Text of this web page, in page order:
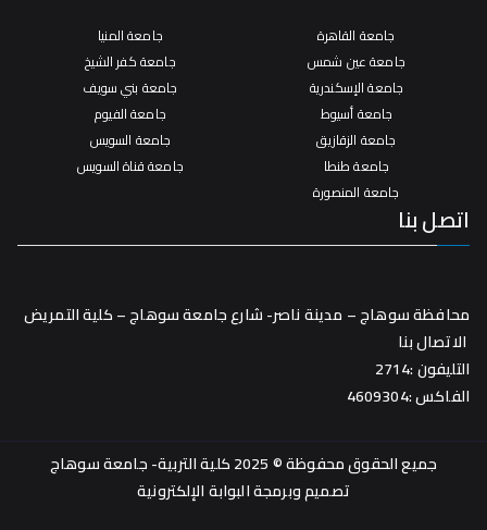
جامعة القاهرة
جامعة عين شمس
جامعة الإسكندرية
جامعة أسيوط
جامعة الزقازيق
جامعة طنطا
جامعة المنصورة
جامعة المنيا
جامعة كفر الشيخ
جامعة بني سويف
جامعة الفيوم
جامعة السويس
جامعة قناة السويس
اتصل بنا
محافظة سوهاج – مدينة ناصر- شارع جامعة سوهاج – كلية التمريض
الاتصال بنا
التليفون :2714
الفاكس :4609304
جميع الحقوق محفوظة © 2025 كلية التربية- جامعة سوهاج
تصميم وبرمجةالبوابة الإلكترونية